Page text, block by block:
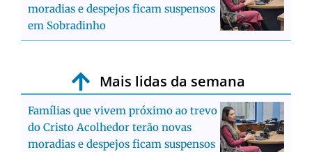
moradias e despejos ficam suspensos
em Sobradinho
Mais lidas da semana
Famílias que vivem próximo ao trevo
do Cristo Acolhedor terão novas
moradias e despejos ficam suspensos